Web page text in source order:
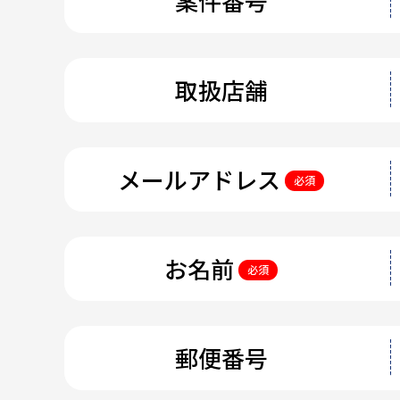
取扱店舗
メールアドレス 必須
お名前 必須
郵便番号